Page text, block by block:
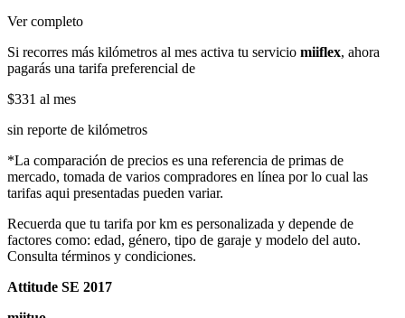
Ver completo
Si recorres más kilómetros al mes activa tu servicio miiflex, ahora
pagarás una tarifa preferencial de
$331 al mes
sin reporte de kilómetros
*La comparación de precios es una referencia de primas de
mercado, tomada de varios compradores en línea por lo cual las
tarifas aqui presentadas pueden variar.
Recuerda que tu tarifa por km es personalizada y depende de
factores como: edad, género, tipo de garaje y modelo del auto.
Consulta términos y condiciones.
Attitude SE 2017